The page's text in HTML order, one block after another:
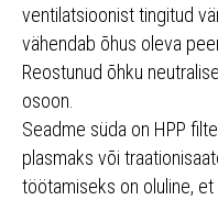
ventilatsioonist tingitud
vähendab õhus oleva
Reostunud õhku
osoon.
Seadme süda on HPP
plasmaks või
töötamiseks on oluline,